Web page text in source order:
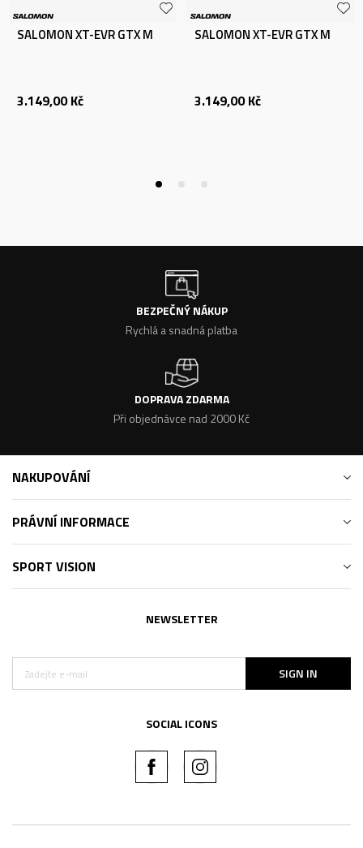
SALOMON XT-EVR GTX M
3.149,00 Kč
SALOMON XT-EVR GTX M
3.149,00 Kč
BEZPEČNÝ NÁKUP
Rychlá a snadná platba
DOPRAVA ZDARMA
Při objednávce nad 2000 Kč
NAKUPOVÁNÍ
PRÁVNÍ INFORMACE
SPORT VISION
NEWSLETTER
SIGN IN
SOCIAL ICONS